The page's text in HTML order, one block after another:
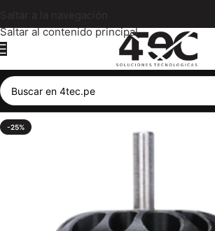
Saltar al contenido principal
-25%